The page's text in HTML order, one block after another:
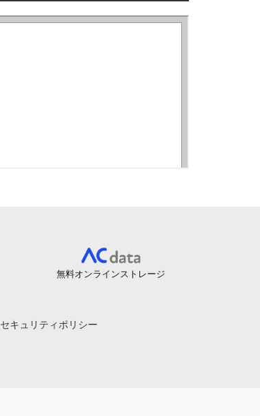
無料オンラインストレージ
セキュリティポリシー